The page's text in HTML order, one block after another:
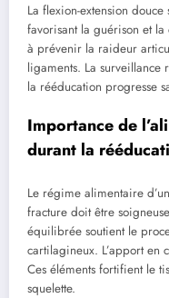
La flexion-extension
favorisant la guérison et la
à prévenir la raideur
ligaments. La
la rééducation progresse
Importance de
durant la
Le régime alimentaire
fracture doit être
équilibrée soutient le
cartilagineux. L’apport en
Ces éléments fortifient le
squelette.